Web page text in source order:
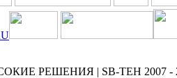
РЕШЕНИЯ | SB-TEH 2007 -